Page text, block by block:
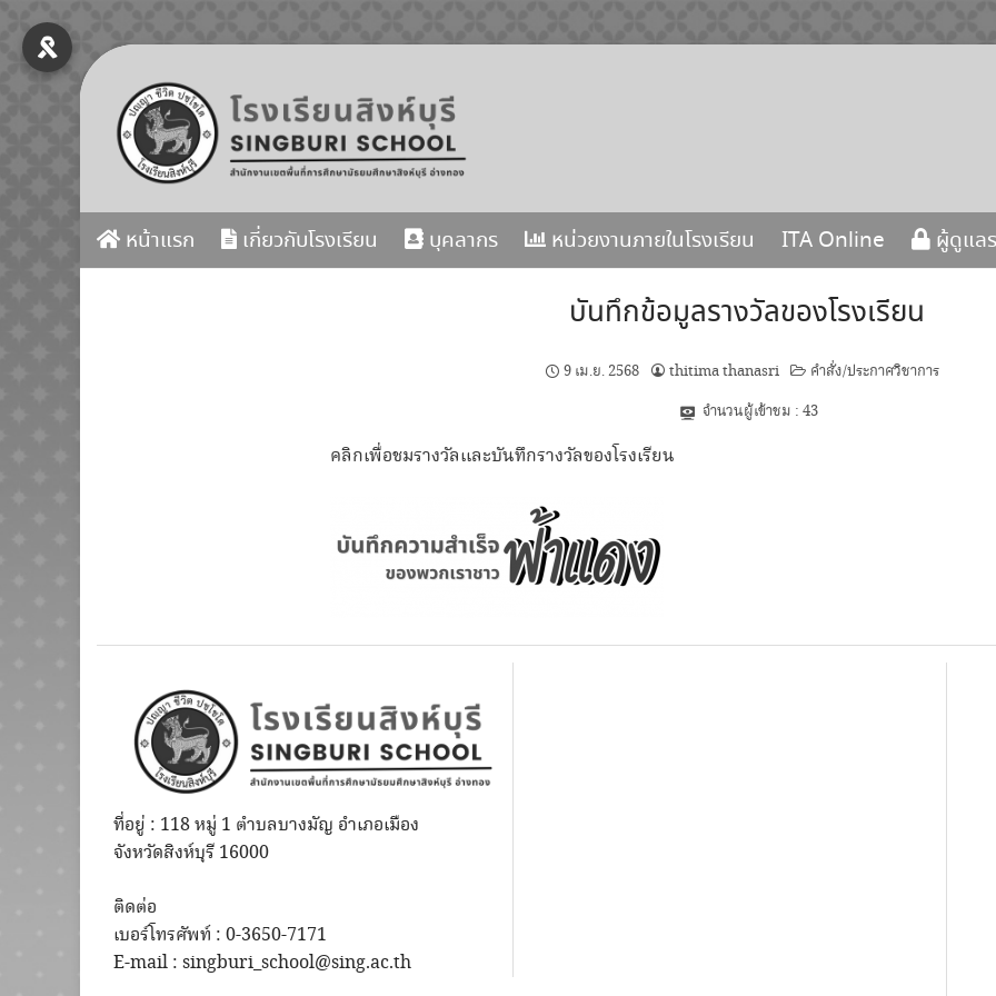
Skip
หน้าแรก เกี่ยวกับโรงเรียน บุคลากร หน่วยงานภายในโรงเรียน ITA Online ผู้ดูแล
บันทึกข้อมูลรางวัลของโรงเรียน
9 เม.ย. 2568 thitima thanasri
คำสั่ง/ประกาศวิชาการ
จำนวนผู้เข้าชม : 43
คลิกเพื่อชมรางวัลและบันทึกรางวัลของโรงเรียน
ที่อยู่ : 118 หมู่ 1 ตำบลบางมัญ อำเภอเมือง
จังหวัดสิงห์บุรี 16000
ติดต่อ
เบอร์โทรศัพท์ : 0-3650-7171
E-mail : singburi_school@sing.ac.th